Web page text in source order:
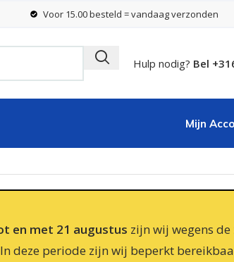
Voor 15.00 besteld = vandaag verzonden
Hulp nodig? Bel
Mijn
en met 21 augustus zijn wij wegens
deze periode zijn wij beperkt